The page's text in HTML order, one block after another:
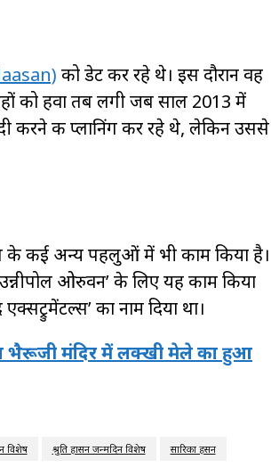
को डेट कर रहे थे। इस दौरान वह
को हवा तब लगी जब साल 2013 में
करने की प्लानिंग कर रहे थे, लेकिन उससे
के कई अन्य पहलुओं में भी काम किया है।
ओरुवन’ के लिए यह काम किया
का नाम दिया था।
भैरूजी मंदिर में लक्खी मेले का हुआ
विशेष श्रुति हासन जन्मदिन विशेष सारिका हसन